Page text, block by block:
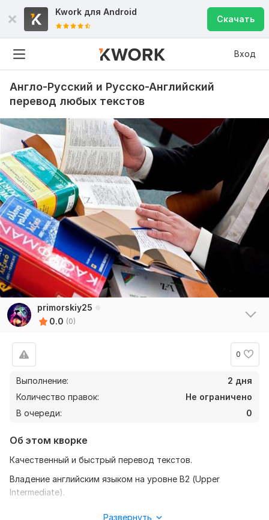
Kwork для Android
Скачать
Вход
Англо-Русский и Русско-Английский
перевод любых текстов
primorskiy25
0.0 (0)
0
Выполнение:
2 дня
Количество правок:
Не ограничено
В очереди:
0
Об этом кворке
Качественный и быстрый перевод текстов.
Владение английским языком на уровне В2 (Upper
Intermediate).
Развернуть